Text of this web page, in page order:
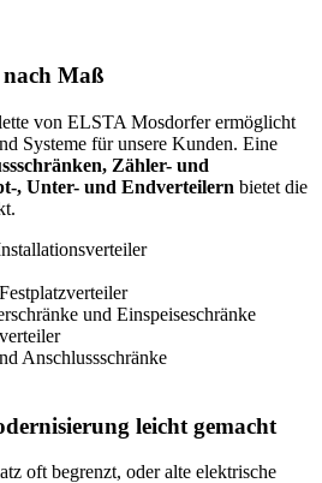
Maß
von ELSTA Mosdorfer ermöglicht
Systeme für unsere Kunden. Eine
Zähler- und
, Unter- und Endverteilern bietet die
und Einspeiseschränke
Anschlussschränke
leicht gemacht
oft begrenzt, oder alte elektrische